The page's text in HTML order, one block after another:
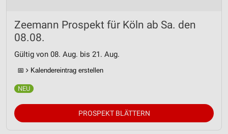
Zeemann Prospekt für Köln ab Sa. den
08.08.
Gültig von 08. Aug. bis 21. Aug.
📅 Kalendereintrag erstellen
PROSPEKT BLÄTTERN